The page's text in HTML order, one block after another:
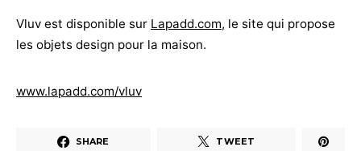
Vluv est disponible sur Lapadd.com, le site qui propose
les objets design pour la maison.
www.lapadd.com/vluv
SHARE TWEET